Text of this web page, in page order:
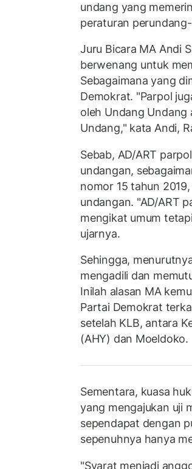
undang yang
peraturan
Juru Bicara MA Andi
berwenang untuk
Sebagaimana yang
Demokrat. "Parpol
oleh Undang
Undang," kata Andi,
Sebab, AD/ART
undangan,
nomor 15 tahun
undangan. "AD/ART
mengikat umum
ujarnya.
Sehingga,
mengadili dan
Inilah alasan MA
Partai Demokrat
setelah KLB, antara
(AHY) dan Moeldoko.
Sementara, kuasa
yang mengajukan uji
sependapat dengan
sepenuhnya hanya
"Syarat menjadi